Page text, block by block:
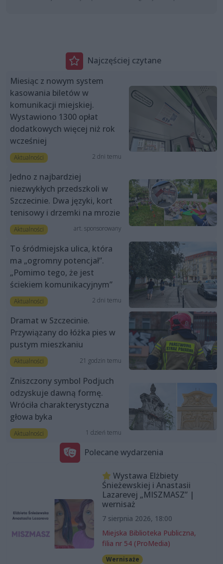
Najczęściej czytane
Miesiąc z nowym system
kasowania biletów w
komunikacji miejskiej.
Wystawiono 1300 opłat
dodatkowych więcej niż rok
wcześniej
Aktualności 2 dni temu
Jedno z najbardziej
niezwykłych przedszkoli w
Szczecinie. Dwa języki, kort
tenisowy i drzemki na mrozie
Aktualności art. sponsorowany
To śródmiejska ulica, która
ma „ogromny potencjał”.
„Pomimo tego, że jest
ściekiem komunikacyjnym”
Aktualności 2 dni temu
Dramat w Szczecinie.
Przywiązany do łóżka pies w
pustym mieszkaniu
Aktualności 21 godzin temu
Zniszczony symbol Podjuch
odzyskuje dawną formę.
Wróciła charakterystyczna
głowa byka
Aktualności 1 dzień temu
Polecane wydarzenia
Wystawa Elżbiety
Śnieżewskiej i Anastasii
Lazarevej „MISZMASZ” |
wernisaż
7 sierpnia 2026, 18:00
Miejska Biblioteka Publiczna,
filia nr 54 (ProMedia)
Wernisaże